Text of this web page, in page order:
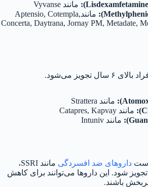
Lisdexamfetamine
): مانند Vyvanse
):
مانندAptensio, Cotempla,
Concerta, Daytrana, Jornay PM, Metadate,
تجویز می‌شود.
): مانند Strattera
): مانند Catapres, Kapvay
): مانند Intuniv
داروهای ضد افسردگی
مانند SSRI،
تجویز شود. این داروها می‌توانند برای کاهش
باشند.